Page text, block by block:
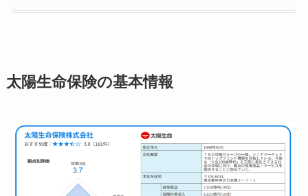
太陽生命保険の基本情報